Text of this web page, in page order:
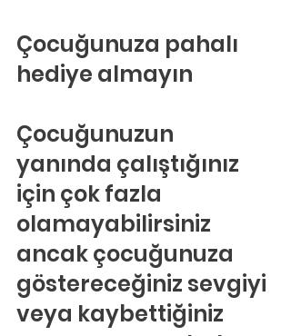
Çocuğunuza pahalı
hediye almayın
Çocuğunuzun
yanında çalıştığınız
için çok fazla
olamayabilirsiniz
ancak çocuğunuza
göstereceğiniz sevgiyi
veya kaybettiğiniz